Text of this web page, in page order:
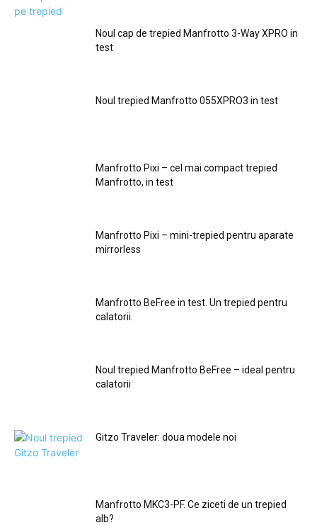
Noul cap de trepied Manfrotto 3-Way XPRO in
test
Noul trepied Manfrotto 055XPRO3 in test
Manfrotto Pixi – cel mai compact trepied
Manfrotto, in test
Manfrotto Pixi – mini-trepied pentru aparate
mirrorless
Manfrotto BeFree in test. Un trepied pentru
calatorii.
Noul trepied Manfrotto BeFree – ideal pentru
calatorii
Gitzo Traveler: doua modele noi
Manfrotto MKC3-PF. Ce ziceti de un trepied
alb?